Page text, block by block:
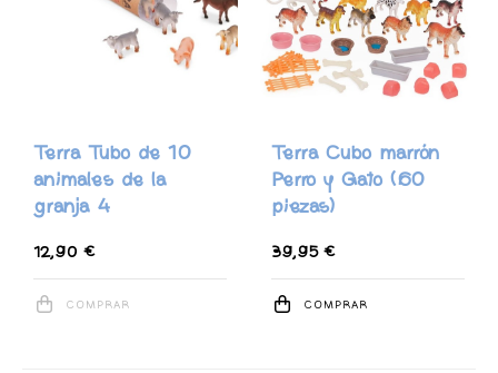
Terra Tubo de 10
animales de la
granja 4
12,90 €
COMPRAR
Terra Cubo marrón
Perro y Gato (60
piezas)
39,95 €
COMPRAR